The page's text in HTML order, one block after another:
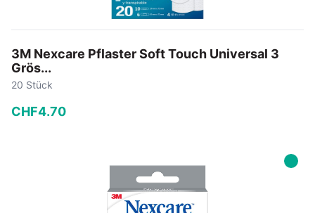
3M Nexcare Pflaster Soft Touch Universal 3
Grös...
20 Stück
CHF4.70
In den Warenkorb